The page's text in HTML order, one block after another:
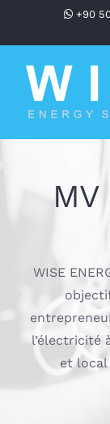
+90
MV
WISE
l’électricité
et